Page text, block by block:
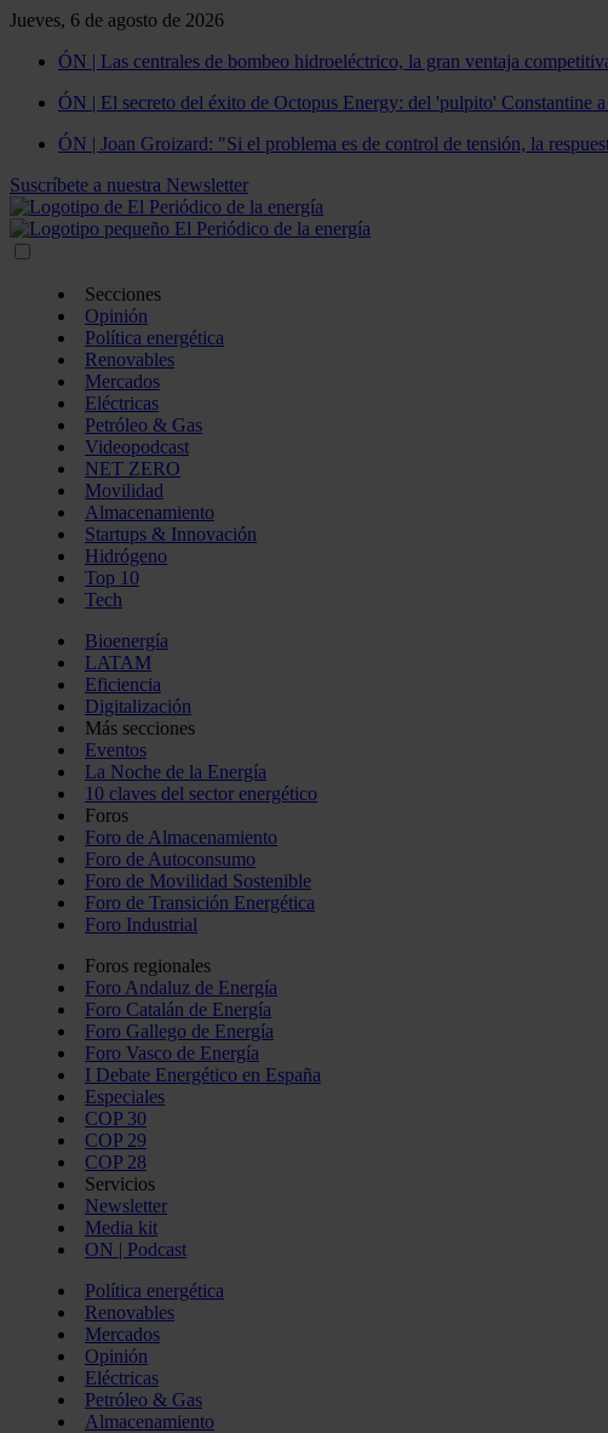
Jueves, 6 de agosto de 2026
ÓN | Las centrales de bombeo hidroeléctrico, la gran ventaja
ÓN | El secreto del éxito de Octopus Energy: del 'pulpito' Constantine
ÓN | Joan Groizard: "Si el problema es de control de tensión, la
Suscríbete a nuestra Newsletter
Secciones
Opinión
Política energética
Renovables
Mercados
Eléctricas
Petróleo & Gas
Videopodcast
NET ZERO
Movilidad
Almacenamiento
Startups & Innovación
Hidrógeno
Top 10
Tech
Bioenergía
LATAM
Eficiencia
Digitalización
Más secciones
Eventos
La Noche de la Energía
10 claves del sector energético
Foros
Foro de Almacenamiento
Foro de Autoconsumo
Foro de Movilidad Sostenible
Foro de Transición Energética
Foro Industrial
Foros regionales
Foro Andaluz de Energía
Foro Catalán de Energía
Foro Gallego de Energía
Foro Vasco de Energía
I Debate Energético en España
Especiales
COP 30
COP 29
COP 28
Servicios
Newsletter
Media kit
ON | Podcast
Política energética
Renovables
Mercados
Opinión
Eléctricas
Petróleo & Gas
Almacenamiento